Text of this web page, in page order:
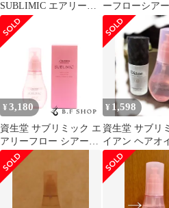
SUBLIMIC エアリーフ
ロー シアーオイル
100ml ヘアオイル ユニ
セックス ヘアケア
ーフローシア
¥ 3,180
資生堂 サブリミック エ
アリーフロー シアーオ
イル 100ml THICK,
UNRULY HAIR 太くま
とまらない髪用
¥ 1,598
資生堂 サブリ
イアン ヘアオ
セット 使用品
り